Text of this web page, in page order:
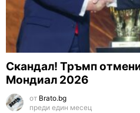
Скандал! Тръмп
Мондиал 2026
от Brato.bg
преди един месец